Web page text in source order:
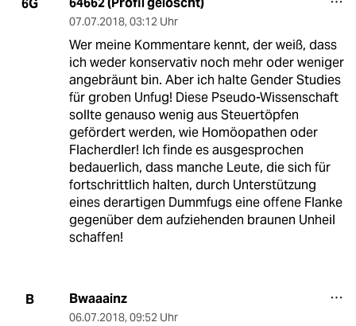
6G
07.07.2018, 03:12 Uhr
Wer meine Kommentare kennt, der weiß, dass
ich weder konservativ noch mehr oder weniger
angebräunt bin. Aber ich halte Gender Studies
für groben Unfug! Diese Pseudo-Wissenschaft
sollte genauso wenig aus Steuertöpfen
gefördert werden, wie Homöopathen oder
Flacherdler! Ich finde es ausgesprochen
bedauerlich, dass manche Leute, die sich für
fortschrittlich halten, durch Unterstützung
eines derartigen Dummfugs eine offene Flanke
gegenüber dem aufziehenden braunen Unheil
schaffen!
B Bwaaainz
06.07.2018, 09:52 Uhr